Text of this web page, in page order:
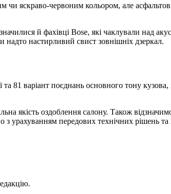
чи яскраво-червоним кольором, але
й фахівці Bose, які чаклували над
настирливий свист зовнішніх дзеркал.
81 варіант поєднань основного тону
якість оздоблення салону. Також
урахуванням передових технічних рішень